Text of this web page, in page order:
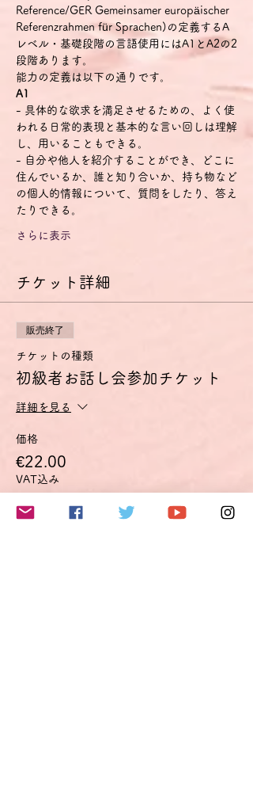
Reference/GER Gemeinsamer europäischer
Referenzrahmen für Sprachen)の定義するA
レベル・基礎段階の言語使用にはA1とA2の2
段階あります。
能力の定義は以下の通りです。
A1
- 具体的な欲求を満足させるための、よく使
われる日常的表現と基本的な言い回しは理解
し、用いることもできる。
- 自分や他人を紹介することができ、どこに
住んでいるか、誰と知り合いか、持ち物など
の個人的情報について、質問をしたり、答え
たりできる。
さらに表示
チケット詳細
販売終了
チケットの種類
初級者お話し会参加チケット
詳細を見る
価格
€22.00
VAT込み